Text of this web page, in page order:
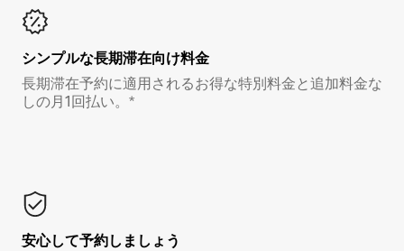
シンプルな長期滞在向け料金
長期滞在予約に適用されるお得な特別料金と追加料金な
しの月1回払い。*
安心して予約しましょう